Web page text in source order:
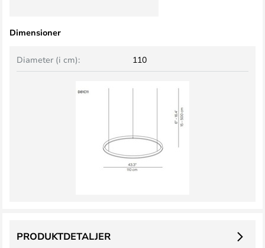
Dimensioner
Diameter (i cm): 110
PRODUKTDETALJER